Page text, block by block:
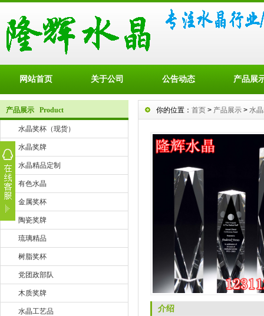
网站首页 关于公司 公告动态 产品展
产品展示 Product
水晶奖杯（现货）
水晶奖牌
水晶精品定制
有色水晶
金属奖杯
陶瓷奖牌
琉璃精品
树脂奖杯
党团政部队
木质奖牌
水晶工艺品
你的位置： 首页 > 产品展示 > 水
介绍